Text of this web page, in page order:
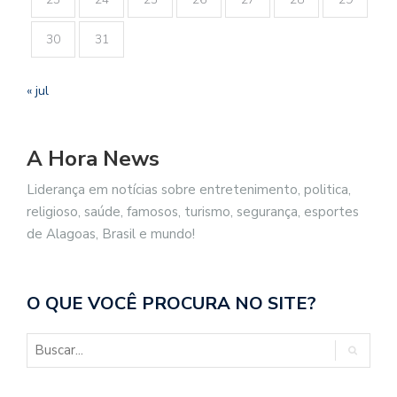
30 31
« jul
A Hora News
Liderança em notícias sobre entretenimento, politica,
religioso, saúde, famosos, turismo, segurança, esportes
de Alagoas, Brasil e mundo!
O QUE VOCÊ PROCURA NO SITE?